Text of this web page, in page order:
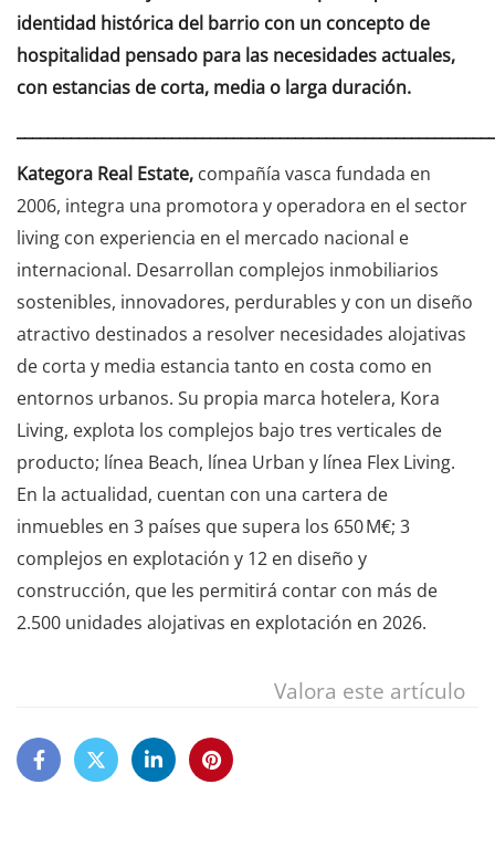
identidad histórica del barrio con un concepto de
hospitalidad pensado para las necesidades actuales,
con estancias de corta, media o larga duración.
Kategora Real Estate, compañía vasca fundada en
2006, integra una promotora y operadora en el sector
living con experiencia en el mercado nacional e
internacional. Desarrollan complejos inmobiliarios
sostenibles, innovadores, perdurables y con un diseño
atractivo destinados a resolver necesidades alojativas
de corta y media estancia tanto en costa como en
entornos urbanos. Su propia marca hotelera, Kora
Living, explota los complejos bajo tres verticales de
producto; línea Beach, línea Urban y línea Flex Living.
En la actualidad, cuentan con una cartera de
inmuebles en 3 países que supera los 650 M€; 3
complejos en explotación y 12 en diseño y
construcción, que les permitirá contar con más de
2.500 unidades alojativas en explotación en 2026.
Valora este artículo